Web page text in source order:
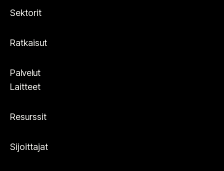
Sektorit
Ratkaisut
Palvelut
Laitteet
Resurssit
Sijoittajat